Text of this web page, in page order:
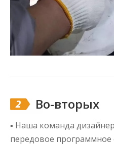
Во-вторых
▪ Наша команда
передовое программное